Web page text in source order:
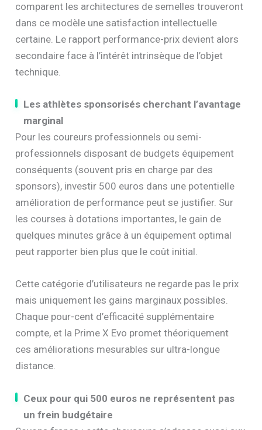
comparent les architectures de semelles trouveront
dans ce modèle une satisfaction intellectuelle
certaine. Le rapport performance-prix devient alors
secondaire face à l’intérêt intrinsèque de l’objet
technique.
Les athlètes sponsorisés cherchant l’avantage
marginal
Pour les coureurs professionnels ou semi-
professionnels disposant de budgets équipement
conséquents (souvent pris en charge par des
sponsors), investir 500 euros dans une potentielle
amélioration de performance peut se justifier. Sur
les courses à dotations importantes, le gain de
quelques minutes grâce à un équipement optimal
peut rapporter bien plus que le coût initial.
Cette catégorie d’utilisateurs ne regarde pas le prix
mais uniquement les gains marginaux possibles.
Chaque pour-cent d’efficacité supplémentaire
compte, et la Prime X Evo promet théoriquement
ces améliorations mesurables sur ultra-longue
distance.
Ceux pour qui 500 euros ne représentent pas
un frein budgétaire